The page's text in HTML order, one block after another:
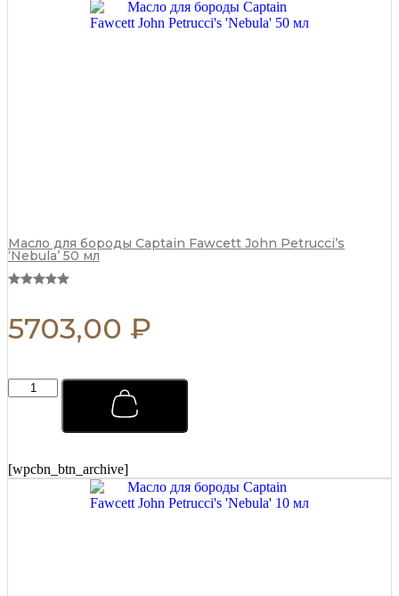
Масло для бороды Captain Fawcett John Petrucci’s
‘Nebula’ 50 мл
5703,00 ₽
Мыло
для
Scapicchio
Shaving
[wpcbn_btn_archive]